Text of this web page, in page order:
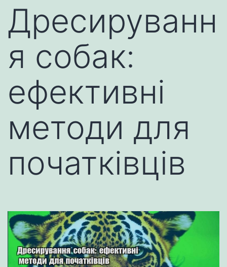
Дресируванн
я собак:
ефективні
методи для
початківців